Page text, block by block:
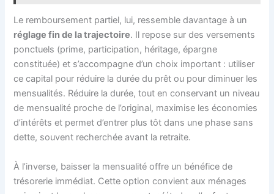
Le remboursement partiel, lui, ressemble davantage à un
réglage fin de la trajectoire. Il repose sur des versements
ponctuels (prime, participation, héritage, épargne
constituée) et s’accompagne d’un choix important : utiliser
ce capital pour réduire la durée du prêt ou pour diminuer les
mensualités. Réduire la durée, tout en conservant un niveau
de mensualité proche de l’original, maximise les économies
d’intérêts et permet d’entrer plus tôt dans une phase sans
dette, souvent recherchée avant la retraite.
À l’inverse, baisser la mensualité offre un bénéfice de
trésorerie immédiat. Cette option convient aux ménages